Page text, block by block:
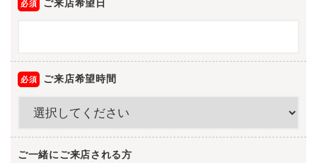
ご来店希望日
ご来店希望時間
ご一緒にご来店される方